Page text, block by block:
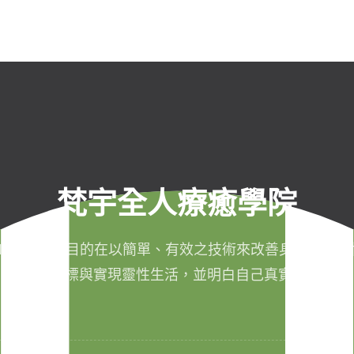
梵宇全人療癒學院
年成立，目的在以簡單、有效之技術來改善身心健康，
成生命目標與實現靈性生活，並明白自己真實的本質。